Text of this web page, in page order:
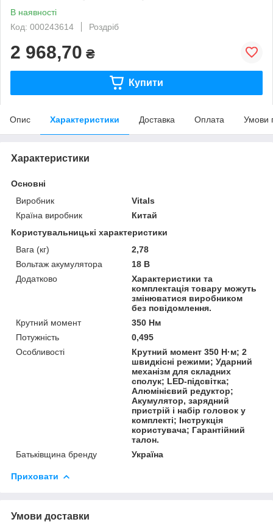
В наявності
Код: 000243614
Роздріб
2 968,70 ₴
Купити
Опис Характеристики Доставка Оплата Умови
Характеристики
Основні
Виробник
Vitals
Країна виробник
Китай
Користувальницькі характеристики
Вага (кг)
2,78
Вольтаж акумулятора
18 В
Додатково
Характеристики та
комплектація товару можуть
змінюватися виробником
без повідомлення.
Крутний момент
350 Нм
Потужність
0,495
Особливості
Крутний момент 350 Н·м; 2
швидкісні режими; Ударний
механізм для складних
сполук; LED-підсвітка;
Алюмінієвий редуктор;
Акумулятор, зарядний
пристрій і набір головок у
комплекті; Інструкція
користувача; Гарантійний
талон.
Батьківщина бренду
Україна
Приховати
Умови доставки